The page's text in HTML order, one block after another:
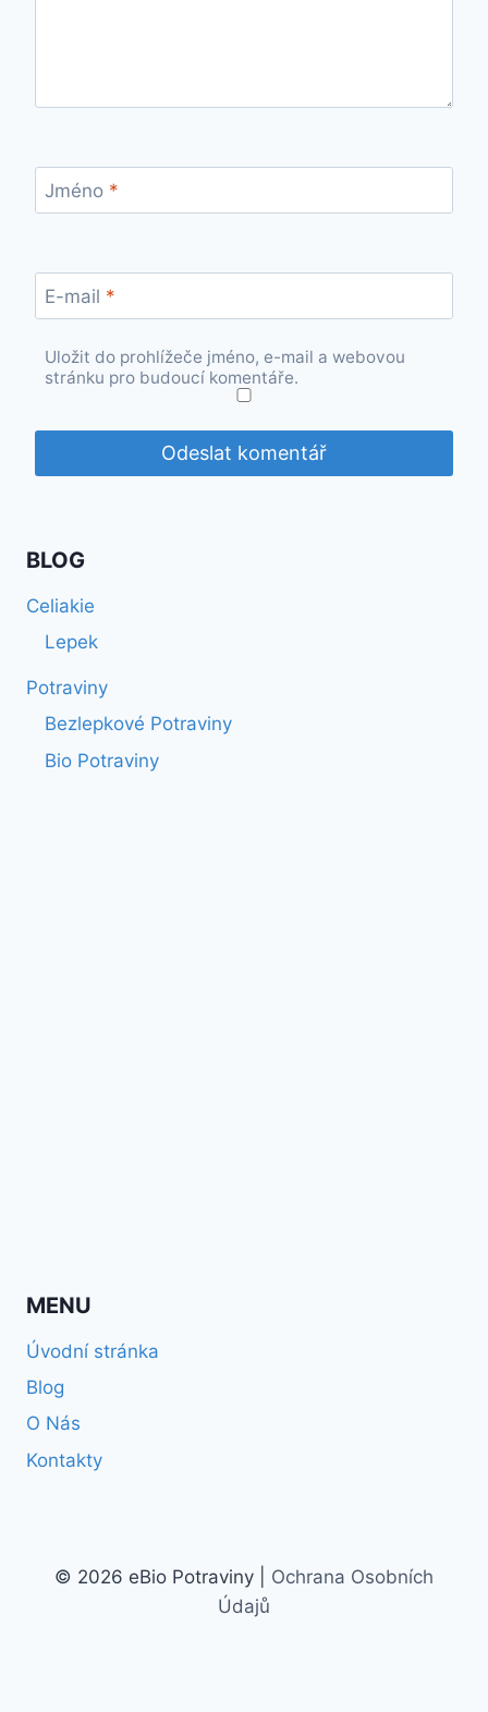
Jméno *
E-mail *
Uložit do prohlížeče jméno, e-mail a webovou
stránku pro budoucí komentáře.
BLOG
Celiakie
Lepek
Potraviny
Bezlepkové Potraviny
Bio Potraviny
MENU
Úvodní stránka
Blog
O Nás
Kontakty
© 2026 eBio Potraviny | Ochrana Osobních
Údajů